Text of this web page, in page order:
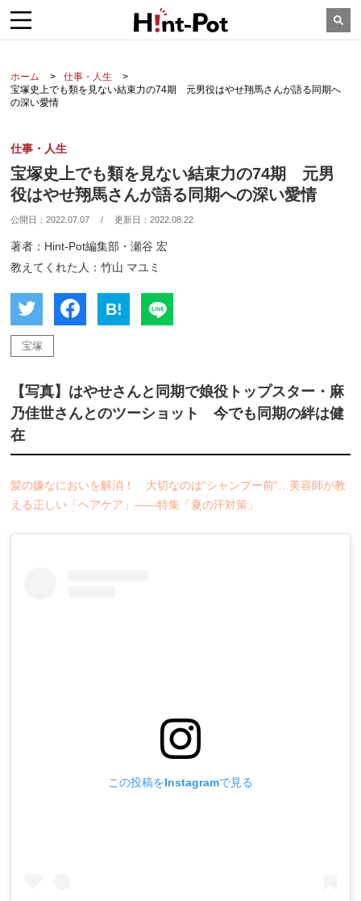
ホーム
仕事・人生
宝塚史上でも類を見ない結束力の74期 元男役はやせ翔馬さんが語る同期へ
の深い愛情
仕事・人生
宝塚史上でも類を見ない結束力の74期 元男
役はやせ翔馬さんが語る同期への深い愛情
公開日：2022.07.07 / 更新日：2022.08.22
著者：Hint-Pot編集部・瀬谷 宏
教えてくれた人：竹山 マユミ
B!
宝塚
【写真】はやせさんと同期で娘役トップスター・麻
乃佳世さんとのツーショット 今でも同期の絆は健
在
髪の嫌なにおいを解消！ 大切なのは“シャンプー前”…美容師が教
える正しい「ヘアケア」――特集「夏の汗対策」
この投稿をInstagramで見る